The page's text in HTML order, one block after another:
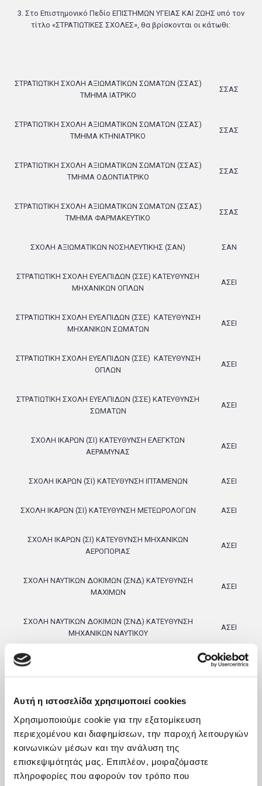
Αυτή η ιστοσελίδα χρησιμοποιεί cookies
Χρησιμοποιούμε cookie για την εξατομίκευση
περιεχομένου και διαφημίσεων, την παροχή λειτουργιών
κοινωνικών μέσων και την ανάλυση της
επισκεψιμότητάς μας. Επιπλέον, μοιραζόμαστε
πληροφορίες που αφορούν τον τρόπο που
3. Στο Επιστημονικό Πεδίο ΕΠΙΣΤΗΜΩΝ ΥΓΕΙΑΣ ΚΑΙ ΖΩΗΣ υπό τον
τίτλο «ΣΤΡΑΤΙΩΤΙΚΕΣ ΣΧΟΛΕΣ», θα βρίσκονται οι κάτωθι:
ΣΤΡΑΤΙΩΤΙΚΗ ΣΧΟΛΗ ΑΞΙΩΜΑΤΙΚΩΝ ΣΩΜΑΤΩΝ (ΣΣΑΣ)
ΤΜΗΜΑ ΙΑΤΡΙΚΟ
ΣΣΑΣ
ΣΤΡΑΤΙΩΤΙΚΗ ΣΧΟΛΗ ΑΞΙΩΜΑΤΙΚΩΝ ΣΩΜΑΤΩΝ (ΣΣΑΣ)
ΤΜΗΜΑ ΚΤΗΝΙΑΤΡΙΚΟ
ΣΣΑΣ
ΣΤΡΑΤΙΩΤΙΚΗ ΣΧΟΛΗ ΑΞΙΩΜΑΤΙΚΩΝ ΣΩΜΑΤΩΝ (ΣΣΑΣ)
ΤΜΗΜΑ ΟΔΟΝΤΙΑΤΡΙΚΟ
ΣΣΑΣ
ΣΤΡΑΤΙΩΤΙΚΗ ΣΧΟΛΗ ΑΞΙΩΜΑΤΙΚΩΝ ΣΩΜΑΤΩΝ (ΣΣΑΣ)
ΤΜΗΜΑ ΦΑΡΜΑΚΕΥΤΙΚΟ
ΣΣΑΣ
ΣΧΟΛΗ ΑΞΙΩΜΑΤΙΚΩΝ ΝΟΣΗΛΕΥΤΙΚΗΣ (ΣΑΝ) ΣΑΝ
ΣΤΡΑΤΙΩΤΙΚΗ ΣΧΟΛΗ ΕΥΕΛΠΙΔΩΝ (ΣΣΕ) ΚΑΤΕΥΘΥΝΣΗ
ΜΗΧΑΝΙΚΩΝ ΟΠΛΩΝ
ΑΣΕΙ
ΣΤΡΑΤΙΩΤΙΚΗ ΣΧΟΛΗ ΕΥΕΛΠΙΔΩΝ (ΣΣΕ) ΚΑΤΕΥΘΥΝΣΗ
ΜΗΧΑΝΙΚΩΝ ΣΩΜΑΤΩΝ
ΑΣΕΙ
ΣΤΡΑΤΙΩΤΙΚΗ ΣΧΟΛΗ ΕΥΕΛΠΙΔΩΝ (ΣΣΕ) ΚΑΤΕΥΘΥΝΣΗ
ΟΠΛΩΝ
ΑΣΕΙ
ΣΤΡΑΤΙΩΤΙΚΗ ΣΧΟΛΗ ΕΥΕΛΠΙΔΩΝ (ΣΣΕ) ΚΑΤΕΥΘΥΝΣΗ
ΣΩΜΑΤΩΝ
ΑΣΕΙ
ΣΧΟΛΗ ΙΚΑΡΩΝ (ΣΙ) ΚΑΤΕΥΘΥΝΣΗ ΕΛΕΓΚΤΩΝ
ΑΕΡΑΜΥΝΑΣ
ΑΣΕΙ
ΣΧΟΛΗ ΙΚΑΡΩΝ (ΣΙ) ΚΑΤΕΥΘΥΝΣΗ ΙΠΤΑΜΕΝΩΝ ΑΣΕΙ
ΣΧΟΛΗ ΙΚΑΡΩΝ (ΣΙ) ΚΑΤΕΥΘΥΝΣΗ ΜΕΤΕΩΡΟΛΟΓΩΝ ΑΣΕΙ
ΣΧΟΛΗ ΙΚΑΡΩΝ (ΣΙ) ΚΑΤΕΥΘΥΝΣΗ ΜΗΧΑΝΙΚΩΝ
ΑΕΡΟΠΟΡΙΑΣ
ΑΣΕΙ
ΣΧΟΛΗ ΝΑΥΤΙΚΩΝ ΔΟΚΙΜΩΝ (ΣΝΔ) ΚΑΤΕΥΘΥΝΣΗ
ΜΑΧΙΜΩΝ
ΑΣΕΙ
ΣΧΟΛΗ ΝΑΥΤΙΚΩΝ ΔΟΚΙΜΩΝ (ΣΝΔ) ΚΑΤΕΥΘΥΝΣΗ
ΜΗΧΑΝΙΚΩΝ ΝΑΥΤΙΚΟΥ
ΑΣΕΙ
ΣΧΟΛΗ ΜΟΝΙΜΩΝ ΥΠΑΞΙΩΜΑΤΙΚΩΝ ΑΕΡΟΠΟΡΙΑΣ
ΕΠΙΧΕΙΡΗΣΙΑΚΗΣ ΥΠΟΣΤΗΡΙΞΗΣ
ΑΣΜΥ
ΣΧΟΛΗ ΜΟΝΙΜΩΝ ΥΠΑΞΙΩΜΑΤΙΚΩΝ ΑΕΡΟΠΟΡΙΑΣ
(ΣΜΥΑ) ΤΜΗΜΑ ΕΦΑΡΜΟΣΜΕΝΩΝ ΑΕΡΟΠΟΡΙΚΩΝ
ΕΠΙΣΤΗΜΩΝ ΚΑΙ ΤΕΧΝΟΛΟΓΙΑΣ - ΚΑΤΕΥΘΥΝΣΗ
ΕΦΟΔΙΑΣΤΙΚΗΣ ΥΠΟΣΤΗΡΙΞΗΣ